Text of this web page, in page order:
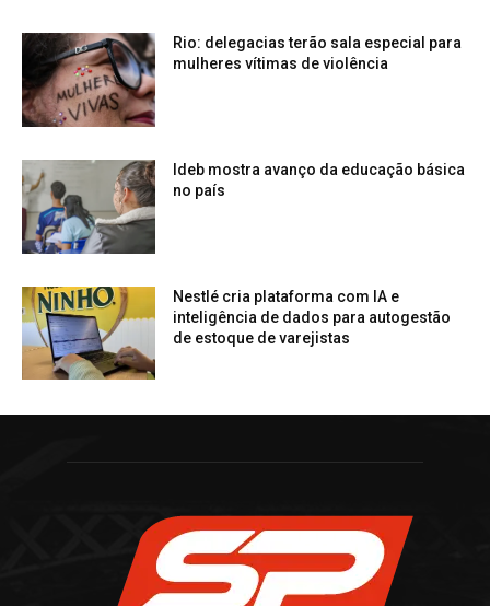
Rio: delegacias terão sala especial para
mulheres vítimas de violência
Ideb mostra avanço da educação básica
no país
Nestlé cria plataforma com IA e
inteligência de dados para autogestão
de estoque de varejistas